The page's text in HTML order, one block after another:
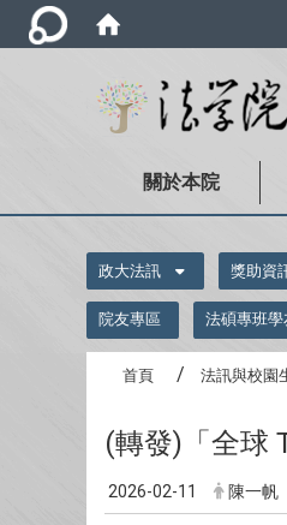
關於本院
政大法訊 獎助資
院友專區 法碩專班學
首頁 法訊與校園
(轉發)「全球
2026-02-11 陳一帆